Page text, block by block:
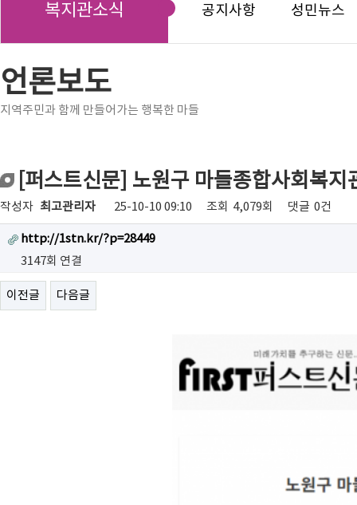
복지관소식 공지사항 성민뉴스
언론보도
지역주민과 함께 만들어가는 행복한 마들
[퍼스트신문] 노원구 마들종합사회복
작성자 최고관리자 25-10-10 09:10 조회 4,079회 댓글 0건
http://1stn.kr/?p=28449
3147회 연결
이전글 다음글